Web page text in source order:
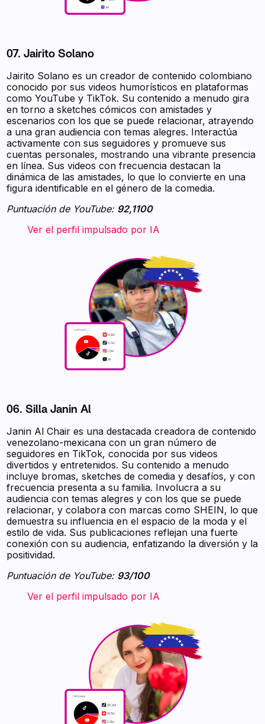
07. Jairito Solano
Jairito Solano es un creador de contenido colombiano
conocido por sus videos humorísticos en plataformas
como YouTube y TikTok. Su contenido a menudo gira
en torno a sketches cómicos con amistades y
escenarios con los que se puede relacionar, atrayendo
a una gran audiencia con temas alegres. Interactúa
activamente con sus seguidores y promueve sus
cuentas personales, mostrando una vibrante presencia
en línea. Sus videos con frecuencia destacan la
dinámica de las amistades, lo que lo convierte en una
figura identificable en el género de la comedia.
Puntuación de YouTube: 92,1100
‍ ‍ ‍ ‍ ‍ ‍ ‍ Ver el perfil impulsado por IA ‍ ‍ ‍
06. Silla Janin Al
Janin Al Chair es una destacada creadora de contenido
venezolano-mexicana con un gran número de
seguidores en TikTok, conocida por sus videos
divertidos y entretenidos. Su contenido a menudo
incluye bromas, sketches de comedia y desafíos, y con
frecuencia presenta a su familia. Involucra a su
audiencia con temas alegres y con los que se puede
relacionar, y colabora con marcas como SHEIN, lo que
demuestra su influencia en el espacio de la moda y el
estilo de vida. Sus publicaciones reflejan una fuerte
conexión con su audiencia, enfatizando la diversión y la
positividad.
Puntuación de YouTube: 93/100
‍ ‍ ‍ ‍ ‍ ‍ ‍ Ver el perfil impulsado por IA ‍ ‍ ‍